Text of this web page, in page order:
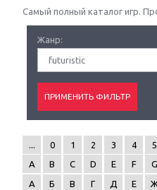
Самый полный каталог игр.
Жанр:
futuristic
0 1 2 3 4 5
A
B C D E F G
А
Б В Г Д Е